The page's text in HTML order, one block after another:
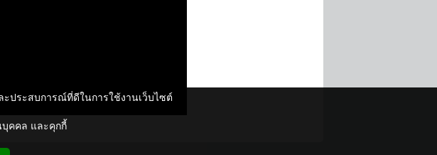
ะประสบการณ์ที่ดีในการใช้งานเว็บไซต์
คคล และคุกกี้